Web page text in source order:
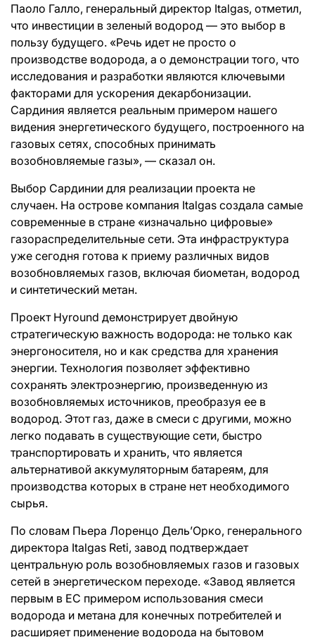
Паоло Галло, генеральный директор Italgas, отметил,
что инвестиции в зеленый водород — это выбор в
пользу будущего. «Речь идет не просто о
производстве водорода, а о демонстрации того, что
исследования и разработки являются ключевыми
факторами для ускорения декарбонизации.
Сардиния является реальным примером нашего
видения энергетического будущего, построенного на
газовых сетях, способных принимать
возобновляемые газы», — сказал он.
Выбор Сардинии для реализации проекта не
случаен. На острове компания Italgas создала самые
современные в стране «изначально цифровые»
газораспределительные сети. Эта инфраструктура
уже сегодня готова к приему различных видов
возобновляемых газов, включая биометан, водород
и синтетический метан.
Проект Hyround демонстрирует двойную
стратегическую важность водорода: не только как
энергоносителя, но и как средства для хранения
энергии. Технология позволяет эффективно
сохранять электроэнергию, произведенную из
возобновляемых источников, преобразуя ее в
водород. Этот газ, даже в смеси с другими, можно
легко подавать в существующие сети, быстро
транспортировать и хранить, что является
альтернативой аккумуляторным батареям, для
производства которых в стране нет необходимого
сырья.
По словам Пьера Лоренцо Дель’Орко, генерального
директора Italgas Reti, завод подтверждает
центральную роль возобновляемых газов и газовых
сетей в энергетическом переходе. «Завод является
первым в ЕС примером использования смеси
водорода и метана для конечных потребителей и
расширяет применение водорода на бытовом